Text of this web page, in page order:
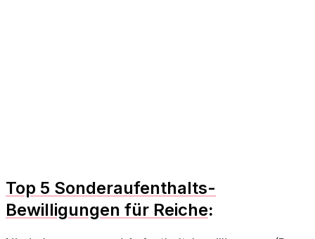
Top 5 Sonderaufenthalts-
Bewilligungen für Reiche: